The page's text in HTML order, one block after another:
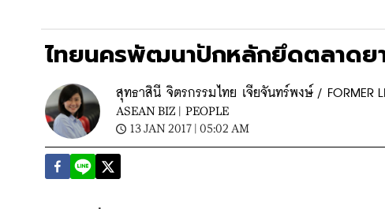
ไทยนครพัฒนาปักหลักยึดตลาดย
สุทธาสินี จิตรกรรมไทย เจียจันทร์พงษ์ / FORMER
ASEAN BIZ | PEOPLE
13 JAN 2017 | 05:02 AM